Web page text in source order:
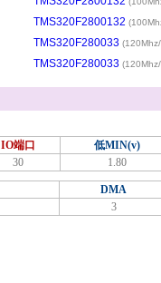
TMS320F2800132
TMS320F280033
TMS320F280033
IO端口 低MIN(v)
30 1.80
DMA
3